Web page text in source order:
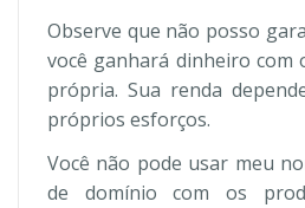
Observe que não posso
você ganhará dinheiro com
própria. Sua renda
próprios esforços.
Você não pode usar meu
de domínio com os